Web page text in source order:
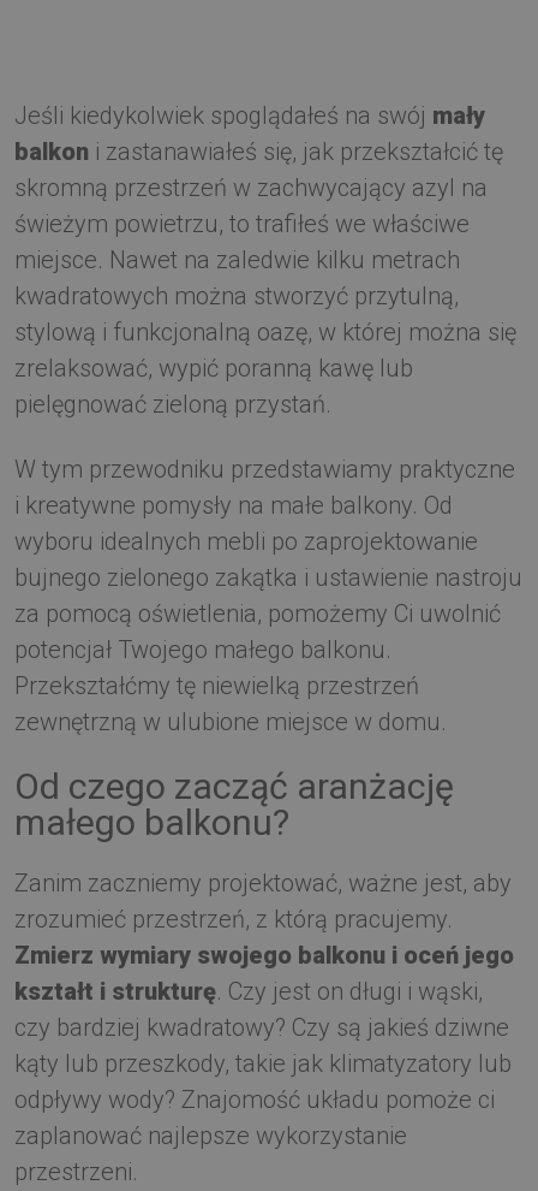
Jeśli kiedykolwiek spoglądałeś na swój mały
balkon i zastanawiałeś się, jak przekształcić tę
skromną przestrzeń w zachwycający azyl na
świeżym powietrzu, to trafiłeś we właściwe
miejsce. Nawet na zaledwie kilku metrach
kwadratowych można stworzyć przytulną,
stylową i funkcjonalną oazę, w której można się
zrelaksować, wypić poranną kawę lub
pielęgnować zieloną przystań.
W tym przewodniku przedstawiamy praktyczne
i kreatywne pomysły na małe balkony. Od
wyboru idealnych mebli po zaprojektowanie
bujnego zielonego zakątka i ustawienie nastroju
za pomocą oświetlenia, pomożemy Ci uwolnić
potencjał Twojego małego balkonu.
Przekształćmy tę niewielką przestrzeń
zewnętrzną w ulubione miejsce w domu.
Od czego zacząć aranżację
małego balkonu?
Zanim zaczniemy projektować, ważne jest, aby
zrozumieć przestrzeń, z którą pracujemy.
Zmierz wymiary swojego balkonu i oceń jego
kształt i strukturę. Czy jest on długi i wąski,
czy bardziej kwadratowy? Czy są jakieś dziwne
kąty lub przeszkody, takie jak klimatyzatory lub
odpływy wody? Znajomość układu pomoże ci
zaplanować najlepsze wykorzystanie
przestrzeni.